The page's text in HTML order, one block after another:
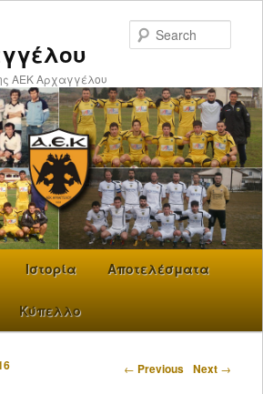
ΑΕΚ Αρχαγγέλου
Ιστορία Αποτελέσματα
Κύπελλο
Post navigation
← Previous Next →